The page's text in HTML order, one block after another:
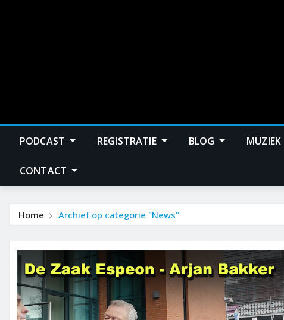
PODCAST REGISTRATIE BLOG MUZIEK
CONTACT
Home Archief op categorie "News"